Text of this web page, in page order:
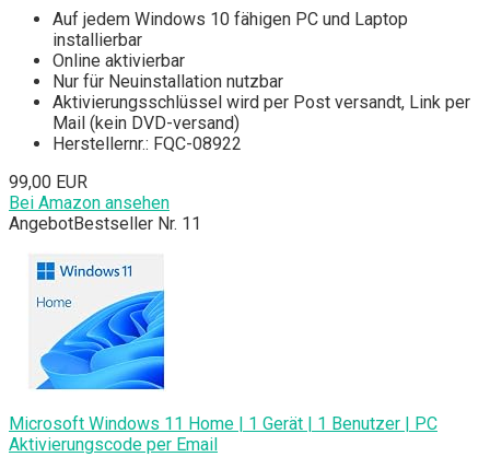
Auf jedem Windows 10 fähigen PC und Laptop
installierbar
Online aktivierbar
Nur für Neuinstallation nutzbar
Aktivierungsschlüssel wird per Post versandt, Link per
Mail (kein DVD-versand)
Herstellernr.: FQC-08922
99,00 EUR
Bei Amazon ansehen
AngebotBestseller Nr. 11
Microsoft Windows 11 Home | 1 Gerät | 1 Benutzer | PC
Aktivierungscode per Email